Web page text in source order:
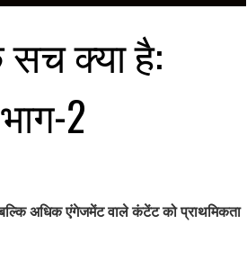
क्या है:
2
अधिक एंगेजमेंट वाले कंटेंट को प्राथमिकता